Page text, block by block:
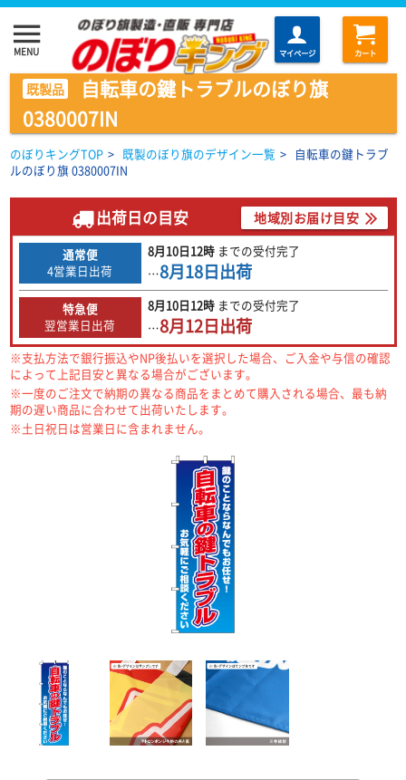
menu
MENU マイページ カート
既製品
自転車の鍵トラブルのぼり旗
0380007IN
のぼりキングTOP > 既製のぼり旗のデザイン一覧 > 自転車の鍵トラブ
ルのぼり旗 0380007IN
出荷日の目安 地域別お届け目安
通常便
4営業日出荷
8月10日12時 までの受付完了
…8月18日出荷
特急便
翌営業日出荷
8月10日12時 までの受付完了
…8月12日出荷
※支払方法で銀行振込やNP後払いを選択した場合、ご入金や与信の確認
によって上記目安と異なる場合がございます。
※一度のご注文で納期の異なる商品をまとめて購入される場合、最も納
期の遅い商品に合わせて出荷いたします。
※土日祝日は営業日に含まれません。